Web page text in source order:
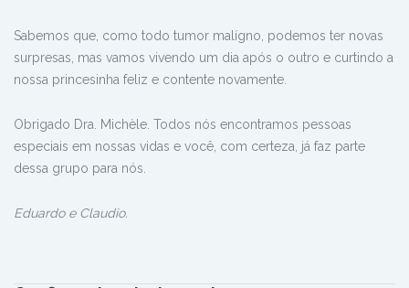
Sabemos que, como todo tumor malígno, podemos ter novas
surpresas, mas vamos vivendo um dia após o outro e curtindo a
nossa princesinha feliz e contente novamente.
Obrigado Dra. Michèle. Todos nós encontramos pessoas
especiais em nossas vidas e você, com certeza, já faz parte
dessa grupo para nós.
Eduardo e Claudio.